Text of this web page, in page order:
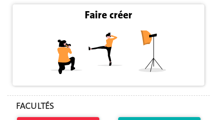
Faire créer
FACULTÉS